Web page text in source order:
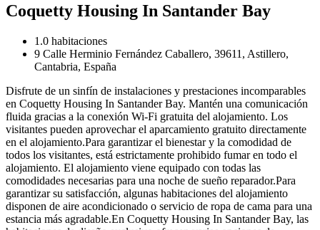
Coquetty Housing In Santander Bay
1.0 habitaciones
9 Calle Herminio Fernández Caballero, 39611, Astillero,
Cantabria, España
Disfrute de un sinfín de instalaciones y prestaciones incomparables
en Coquetty Housing In Santander Bay. Mantén una comunicación
fluida gracias a la conexión Wi-Fi gratuita del alojamiento. Los
visitantes pueden aprovechar el aparcamiento gratuito directamente
en el alojamiento.Para garantizar el bienestar y la comodidad de
todos los visitantes, está estrictamente prohibido fumar en todo el
alojamiento. El alojamiento viene equipado con todas las
comodidades necesarias para una noche de sueño reparador.Para
garantizar su satisfacción, algunas habitaciones del alojamiento
disponen de aire acondicionado o servicio de ropa de cama para una
estancia más agradable.En Coquetty Housing In Santander Bay, las